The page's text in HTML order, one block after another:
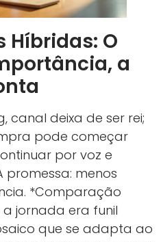
Híbridas: O
a
canal deixa de ser rei;
pode começar
por voz e
promessa: menos
*Comparação
a jornada era funil
que se adapta ao